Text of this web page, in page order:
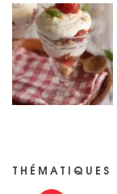
THÉMATIQUES